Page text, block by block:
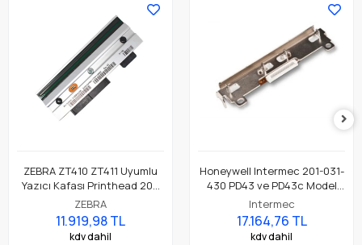
ZEBRA ZT410 ZT411 Uyumlu
Yazıcı Kafası Printhead 203
Dpi Parça No: P1058930-009
ZEBRA
11.919,98 TL
kdv dahil
Honeywell Intermec 201-031-
430 PD43 ve PD43c Model
Barkod Etiket Yazıcı 203 Dpi
Termal Baskı Kafası
Intermec
17.164,76 TL
kdv dahil